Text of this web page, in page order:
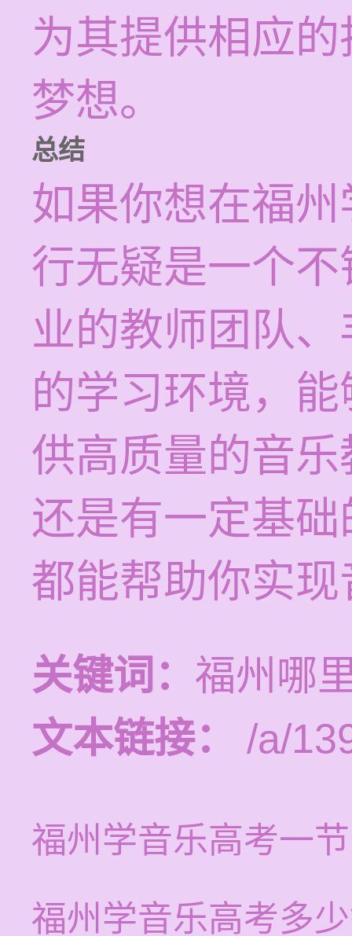
为其提供相应
梦想。
总结
如果你想在福
行无疑是一个
业的教师团队
的学习环境，
供高质量的音
还是有一定基
都能帮助你实
关键词： 福州哪
文本链接：
/a/
福州学音乐高考一
福州学音乐高考多